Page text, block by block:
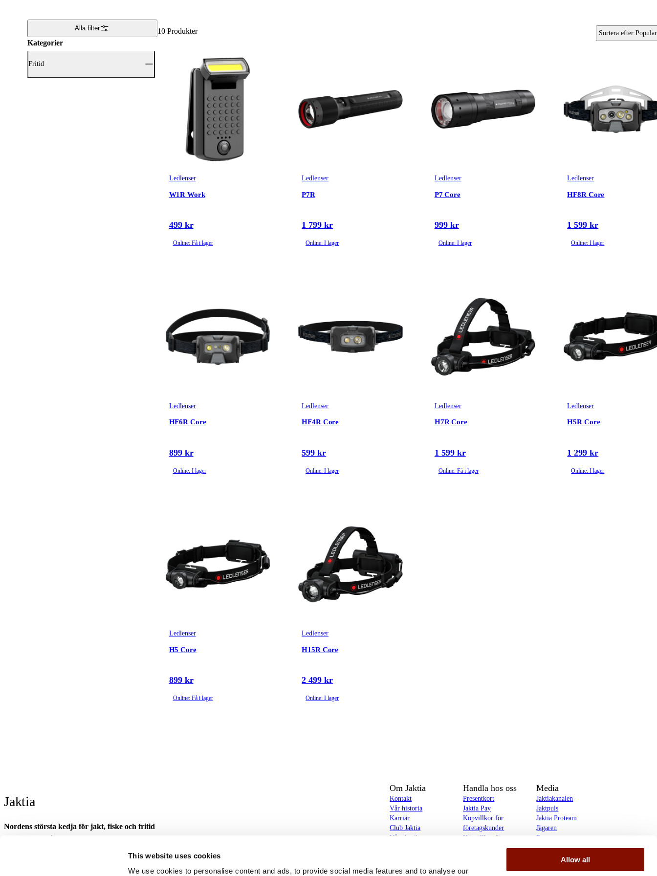
This website uses cookies
We use cookies to personalise content and ads, to provide social media features and to analyse our
Allow all
Alla filter
Kategorier
Fritid
10 Produkter Sortera efter:
Ledlenser
W1R Work
499 kr
Online: Få i lager
Ledlenser
P7R
1 799 kr
Online: I lager
Ledlenser
P7 Core
999 kr
Online: I lager
Ledlenser
HF8R Core
1 599 kr
Online: I lager
Ledlenser
HF6R Core
899 kr
Online: I lager
Ledlenser
HF4R Core
599 kr
Online: I lager
Ledlenser
H7R Core
1 599 kr
Online: Få i lager
Ledlenser
H5R Core
1 299 kr
Online: I lager
Ledlenser
H5 Core
899 kr
Online: Få i lager
Ledlenser
H15R Core
2 499 kr
Online: I lager
Jaktia
Nordens största kedja för jakt, fiske och fritid
Jaktia, som ingår i Burdock Outdoor Group, är en franchisekedja med ett totalt 160-tal butiker i Norge, Sverige och i
optik och teknikprylar till hundprodukter, kläder, skor och matutrustning – och allt annat som bidrar till bästa tänkbara jakt-,
Om Jaktia
Kontakt
Vår historia
Karriär
Club Jaktia
Våra butiker
Jaktia Brand Guidelines
Handla hos oss
Presentkort
Jaktia Pay
Köpvillkor för
företagskunder
Köpvillkor för
Media
Jaktiakanalen
Jaktpuls
Jaktia Proteam
Jägaren
Reportage